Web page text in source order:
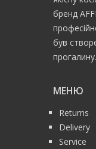
бренд
був
прогалину.
МЕНЮ
Returns
Delivery
Service